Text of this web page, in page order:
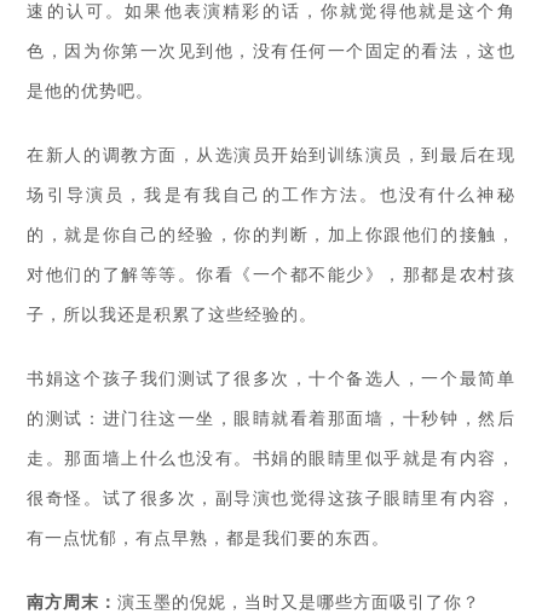
速的认可。如果他表演精彩的话，你就觉得他就是这个角
色，因为你第一次见到他，没有任何一个固定的看法，这也
是他的优势吧。
在新人的调教方面，从选演员开始到训练演员，到最后在现
场引导演员，我是有我自己的工作方法。也没有什么神秘
的，就是你自己的经验，你的判断，加上你跟他们的接触，
对他们的了解等等。你看《一个都不能少》，那都是农村孩
子，所以我还是积累了这些经验的。
书娟这个孩子我们测试了很多次，十个备选人，一个最简单
的测试：进门往这一坐，眼睛就看着那面墙，十秒钟，然后
走。那面墙上什么也没有。书娟的眼睛里似乎就是有内容，
很奇怪。试了很多次，副导演也觉得这孩子眼睛里有内容，
有一点忧郁，有点早熟，都是我们要的东西。
南方周末：演玉墨的倪妮，当时又是哪些方面吸引了你？